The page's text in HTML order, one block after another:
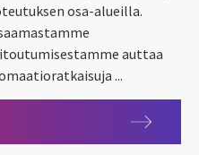
osa-alueilla.
auttaa
...
Industry Solutions -